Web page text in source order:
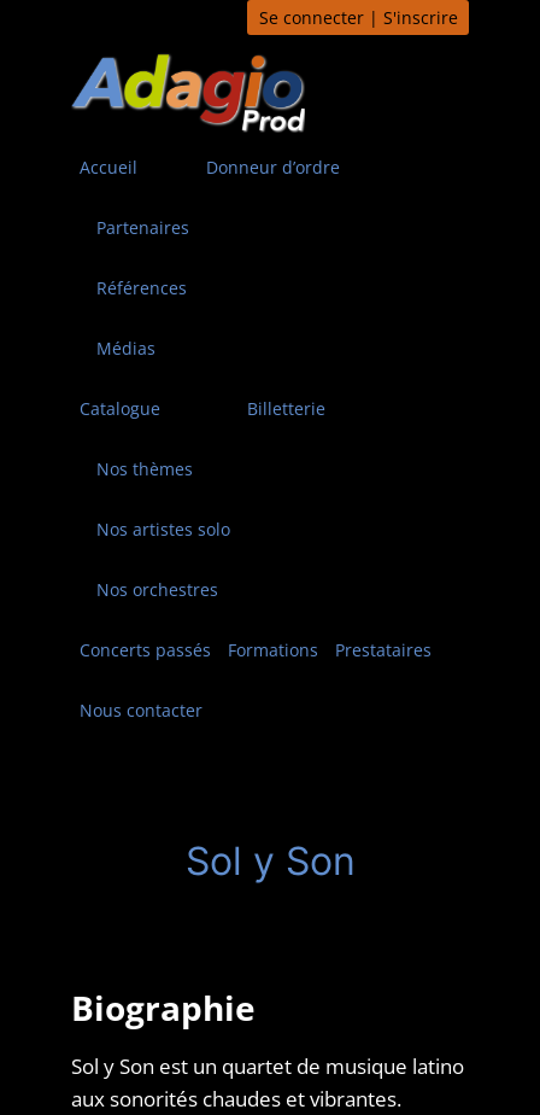
Se connecter | S'inscrire
Accueil
Partenaires
Références
Médias
Donneur d’ordre
Catalogue
Nos thèmes
Nos artistes solo
Nos orchestres
Billetterie
Concerts passés Formations Prestataires
Nous contacter
Sol y Son
Biographie
Sol y Son est un quartet de musique latino
aux sonorités chaudes et vibrantes.